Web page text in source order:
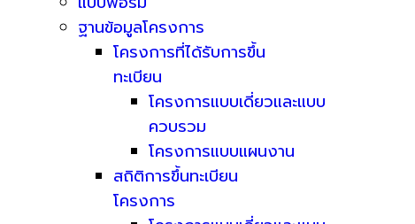
ฐานข้อมูลโครงการ
โครงการที่ได้รับการขึ้น
ทะเบียน
โครงการแบบเดี่ยวและแบบ
ควบรวม
โครงการแบบแผนงาน
สถิติการขึ้นทะเบียน
โครงการ